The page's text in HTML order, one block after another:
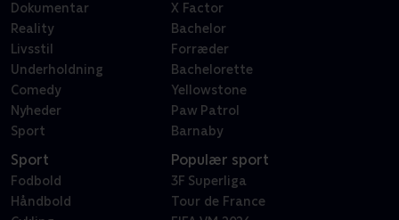
Dokumentar
Reality
Livsstil
Underholdning
Comedy
Nyheder
Sport
X Factor
Bachelor
Forræder
Bachelorette
Yellowstone
Paw Patrol
Barnaby
Sport
Fodbold
Håndbold
Populær sport
3F Superliga
Tour de France